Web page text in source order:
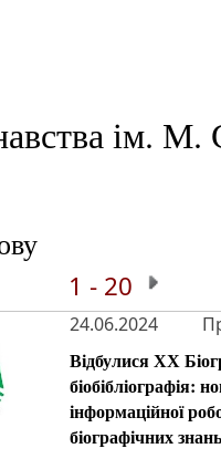
ім.
1 - 20
24.06.2024
Відбулися ХХ
біобібліографія:
інформаційної
біографічних